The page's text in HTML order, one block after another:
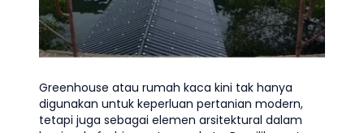
Greenhouse atau rumah kaca kini tak hanya
digunakan untuk keperluan pertanian modern,
tetapi juga sebagai elemen arsitektural dalam